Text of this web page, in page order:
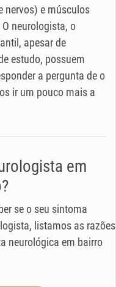
nervos) e músculos
neurologista, o
apesar de
estudo, possuem
a pergunta de o
ir um pouco mais a
em
se o seu sintoma
listamos as razões
neurológica em bairro